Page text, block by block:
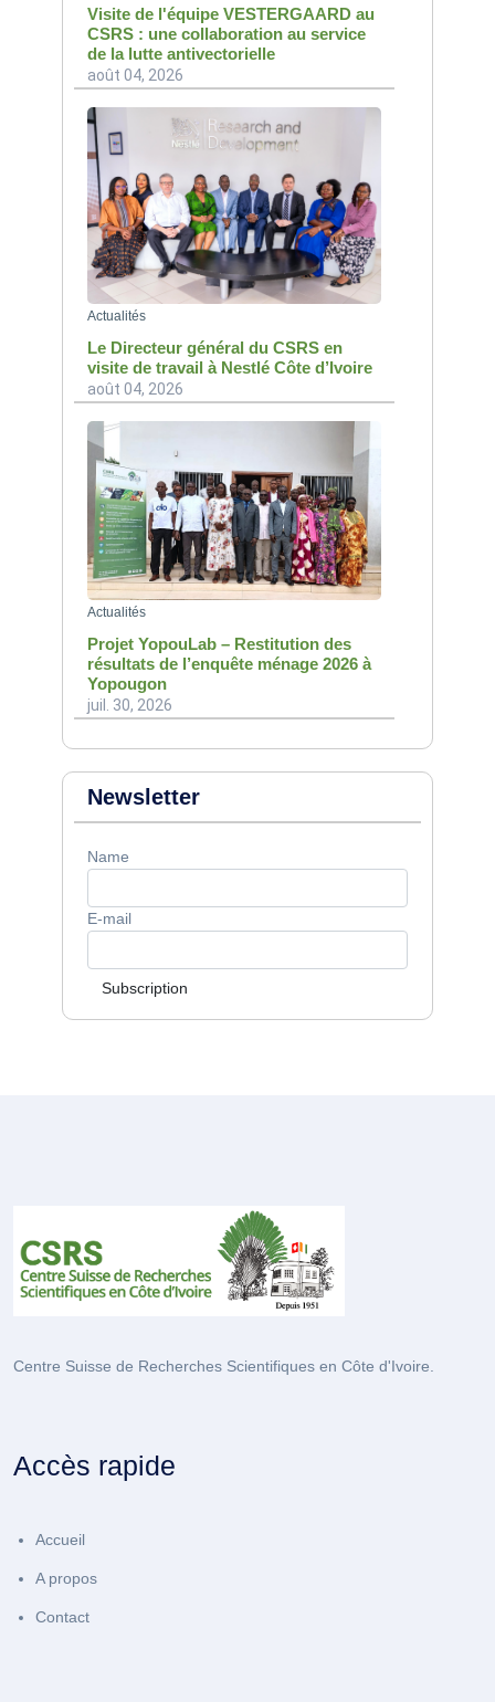
Visite de l'équipe VESTERGAARD au
CSRS : une collaboration au service
de la lutte antivectorielle
août 04, 2026
Actualités
Le Directeur général du CSRS en
visite de travail à Nestlé Côte d’Ivoire
août 04, 2026
Actualités
Projet YopouLab – Restitution des
résultats de l’enquête ménage 2026 à
Yopougon
juil. 30, 2026
Newsletter
Name
E-mail
Subscription
Centre Suisse de Recherches Scientifiques en Côte d'Ivoire.
Accès rapide
Accueil
A propos
Contact